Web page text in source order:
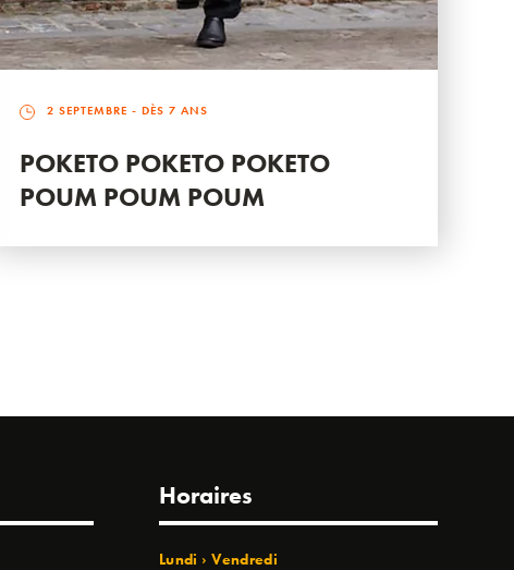
2 SEPTEMBRE - DÈS 7 ANS
POKETO POKETO POKETO
POUM POUM POUM
Horaires
Lundi › Vendredi